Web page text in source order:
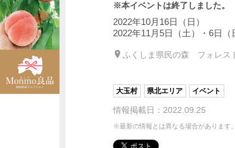
※本イベントは終了しました。
2022年10月16日（日）
2022年11月5日（土）・6日（
ふくしま県民の森 フォレス
大玉村 県北エリア イベント
情報掲載日：2022.09.25
※最新の情報とは異なる場合があります